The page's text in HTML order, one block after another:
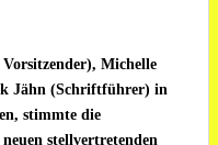
Michelle
Jähn (Schriftführer) in
stimmte die
stellvertretenden